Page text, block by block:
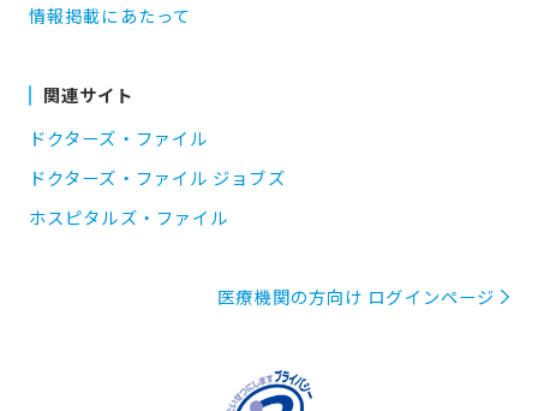
情報掲載にあたって
関連サイト
ドクターズ・ファイル
ドクターズ・ファイル ジョブズ
ホスピタルズ・ファイル
医療機関の方向け ログインページ